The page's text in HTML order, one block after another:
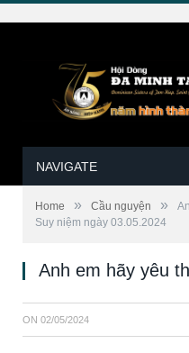
NAVIGATE
Home » Cầu nguyện »
Suy niệm ngày 03.05.2024
Anh em hãy yêu
ON 02/05/2024